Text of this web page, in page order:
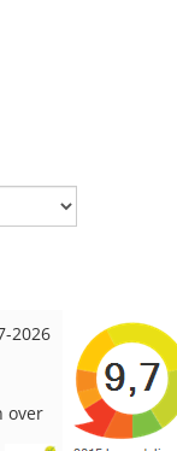
2026
over
Loes uit
Snelle